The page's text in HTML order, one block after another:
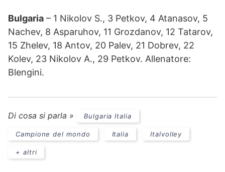
Bulgaria – 1 Nikolov S., 3 Petkov, 4 Atanasov, 5
Nachev, 8 Asparuhov, 11 Grozdanov, 12 Tatarov,
15 Zhelev, 18 Antov, 20 Palev, 21 Dobrev, 22
Kolev, 23 Nikolov A., 29 Petkov. Allenatore:
Blengini.
Di cosa si parla » Bulgaria Italia
Campione del mondo Italia Italvolley
+ altri